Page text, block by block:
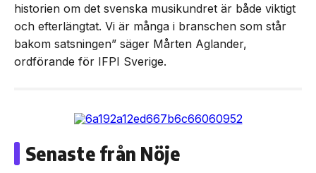
historien om det svenska musikundret är både viktigt
och efterlängtat. Vi är många i branschen som står
bakom satsningen” säger Mårten Aglander,
ordförande för IFPI Sverige.
Senaste från Nöje